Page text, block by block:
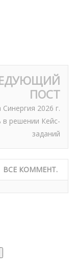
ПОСТ
Синергия 2026 г.
решении Кейс-
заданий
ВСЕ КОММЕНТ.